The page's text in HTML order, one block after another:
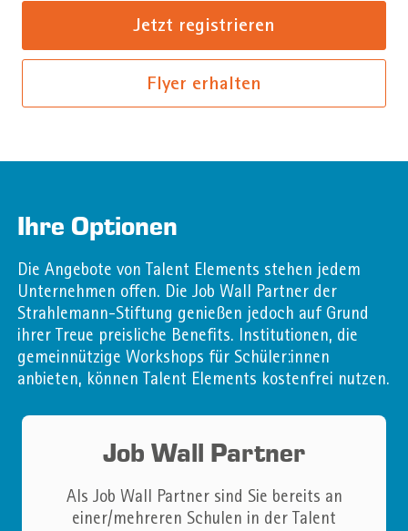
Jetzt registrieren
Flyer erhalten
Ihre Optionen
Die Angebote von Talent Elements stehen jedem
Unternehmen offen. Die Job Wall Partner der
Strahlemann-Stiftung genießen jedoch auf Grund
ihrer Treue preisliche Benefits. Institutionen, die
gemeinnützige Workshops für Schüler:innen
anbieten, können Talent Elements kostenfrei nutzen.
Job Wall Partner
Als Job Wall Partner sind Sie bereits an
einer/mehreren Schulen in der Talent